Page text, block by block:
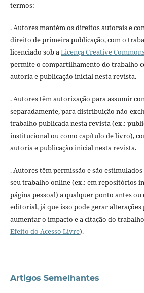
termos:
. Autores mantém os direitos autorais e
direito de primeira publicação, com o
licenciado sob aLicença Creative
permite o compartilhamento do trabalho
autoria e publicação inicial nesta revista.
. Autores têm autorização para assumir
separadamente, para distribuição não-
trabalho publicada nesta revista (ex.:
institucional ou como capítulo de livro),
autoria e publicação inicial nesta revista.
. Autores têm permissão e são
seu trabalho online (ex.: em repositórios
página pessoal) a qualquer ponto antes
editorial, já que isso pode gerar
aumentar o impacto e a citação do
Efeito do Acesso Livre).
Artigos Semelhantes